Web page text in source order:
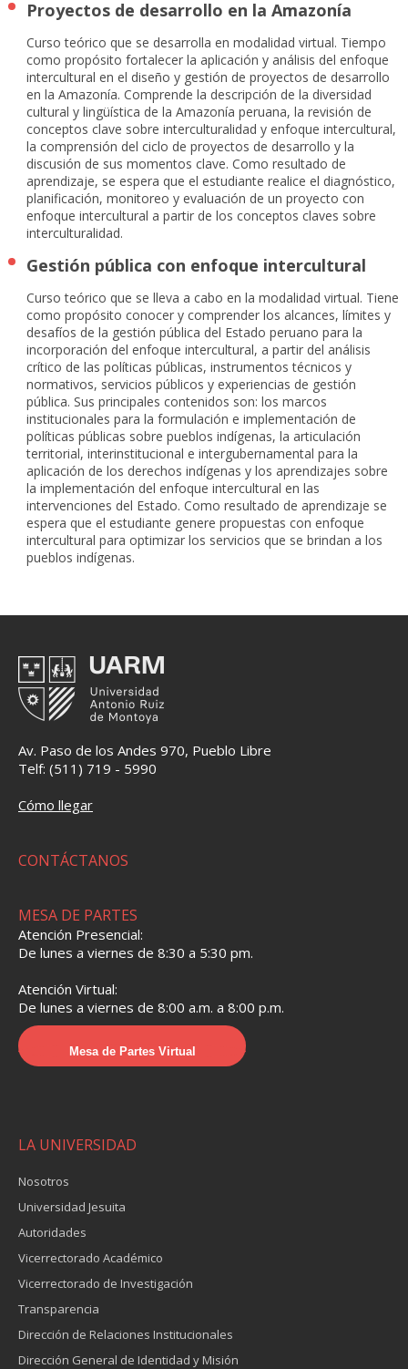
Proyectos de desarrollo en la Amazonía
Curso teórico que se desarrolla en modalidad virtual. Tiempo
como propósito fortalecer la aplicación y análisis del enfoque
intercultural en el diseño y gestión de proyectos de desarrollo
en la Amazonía. Comprende la descripción de la diversidad
cultural y lingüística de la Amazonía peruana, la revisión de
conceptos clave sobre interculturalidad y enfoque intercultural,
la comprensión del ciclo de proyectos de desarrollo y la
discusión de sus momentos clave. Como resultado de
aprendizaje, se espera que el estudiante realice el diagnóstico,
planificación, monitoreo y evaluación de un proyecto con
enfoque intercultural a partir de los conceptos claves sobre
interculturalidad.
Gestión pública con enfoque intercultural
Curso teórico que se lleva a cabo en la modalidad virtual. Tiene
como propósito conocer y comprender los alcances, límites y
desafíos de la gestión pública del Estado peruano para la
incorporación del enfoque intercultural, a partir del análisis
crítico de las políticas públicas, instrumentos técnicos y
normativos, servicios públicos y experiencias de gestión
pública. Sus principales contenidos son: los marcos
institucionales para la formulación e implementación de
políticas públicas sobre pueblos indígenas, la articulación
territorial, interinstitucional e intergubernamental para la
aplicación de los derechos indígenas y los aprendizajes sobre
la implementación del enfoque intercultural en las
intervenciones del Estado. Como resultado de aprendizaje se
espera que el estudiante genere propuestas con enfoque
intercultural para optimizar los servicios que se brindan a los
pueblos indígenas.
Av. Paso de los Andes 970, Pueblo Libre
Telf: (511) 719 - 5990
Cómo llegar
CONTÁCTANOS
MESA DE PARTES
Atención Presencial:
De lunes a viernes de 8:30 a 5:30 pm.
Atención Virtual:
De lunes a viernes de 8:00 a.m. a 8:00 p.m.
Mesa de Partes Virtual
LA UNIVERSIDAD
Nosotros
Universidad Jesuita
Autoridades
Vicerrectorado Académico
Vicerrectorado de Investigación
Transparencia
Dirección de Relaciones Institucionales
Dirección General de Identidad y Misión